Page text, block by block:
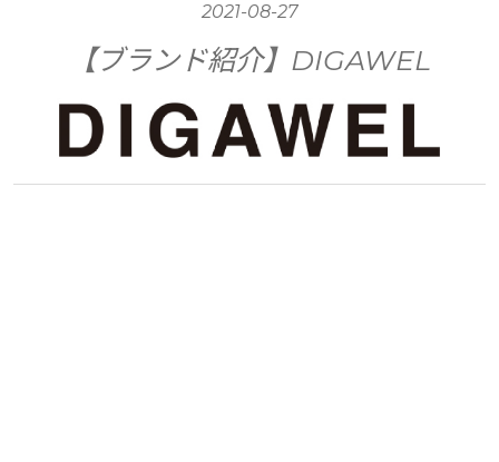
2021-08-27
【ブランド紹介】DIGAWEL